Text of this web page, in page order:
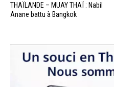
THAÏLANDE – MUAY THAÏ : Nabil
Anane battu à Bangkok